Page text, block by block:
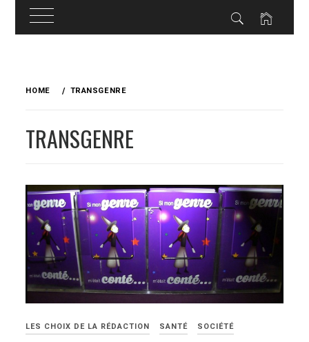
HOME TRANSGENRE
TRANSGENRE
LES CHOIX DE LA RÉDACTION SANTÉ SOCIÉTÉ